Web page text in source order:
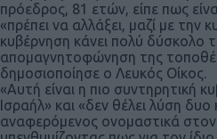
πρόεδρος, 81 ετών, είπε πως
«πρέπει να αλλάξει, μαζί με την
κυβέρνηση κάνει πολύ δύσκολο
απομαγνητοφώνηση της
δημοσιοποίησε ο Λευκός Οίκος.
«Αυτή είναι η πιο συντηρητική
Ισραήλ» και «δεν θέλει λύση
αναφερόμενος ονομαστικά στον